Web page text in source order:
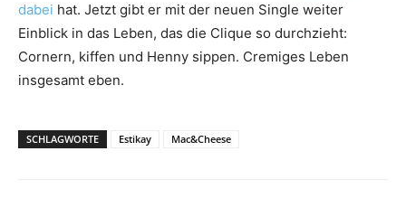
dabei hat. Jetzt gibt er mit der neuen Single weiter
Einblick in das Leben, das die Clique so durchzieht:
Cornern, kiffen und Henny sippen. Cremiges Leben
insgesamt eben.
SCHLAGWORTE Estikay Mac&Cheese